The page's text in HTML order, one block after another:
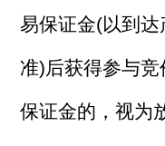
易保证金(以到
准)后获得参与
保证金的，视为